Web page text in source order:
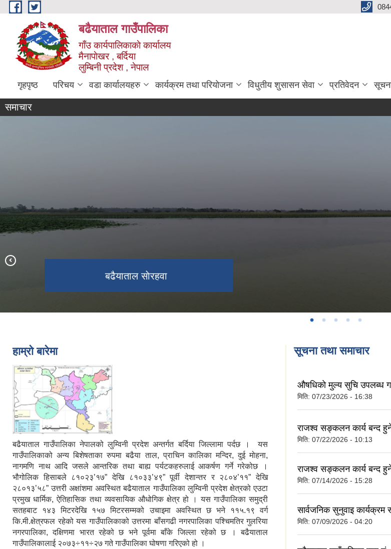
Skip to main content
बढैयाताल गाउँपालिका
गाँउ कार्यपालिकाकाे कार्यालय
मैनापाेखर , बर्दिया
लुम्बिनी प्रदेश , नेपाल
गृहपृष्ठ परिचय वडा कार्यालयहरु कार्यक्रम तथा परियोजना विधुतीय शुसासन सेवा प्रतिवेदन
समाचार
बढैयाताल साेरहवा
बढैयाताल गाँउपालिका र खजुरा गाँउपालिका
जाेडने पुल
सिबालय मन्दिर
हाम्रो बारेमा
बढैयाताल गाउँपालिका नेपालको लुम्विनी प्रदेश अन्तर्गत बर्दिया जिल्लामा पर्दछ । यस
गाउँपालिकाको अन्य बिशेषताका रुपमा बढैया ताल, प्राचिन कालिका मन्दिर, दुई मोहना,
नागमणि नाथ आदि जसले आन्तरिक तथा बाह्य पर्यटकहरुलाई आकर्षण गर्ने गरेकोछ ।
भौगोलिक हिसाबले ८१०२३’१७” देखि ८१०३३’४९” पूर्वी देशान्तर र २८०४’११” देखि
२८०१३’५८” उत्तरी अक्षांशमा अवस्थित बढैयाताल गाउँपालिका लुम्विनी प्रदेश क्षेत्रको एउटा
प्रमुख धार्मिक, ऐतिहासिक तथा व्यवसायिक औधोगिक क्षेत्र हो । यस गाउँपालिका समुद्री
सतहबाट १४३ मिटरदेखि १५७ मिटरसम्मको उचाइमा अवस्थित छ भने ११५.१९ वर्ग
कि.मी.क्षेत्रफल रहेको यस गाउँपालिकाको उत्तरमा बाँसगढी नगरपालिका पश्चिमतिर गुलरिया
नगरपालिका, दक्षिणमा भारत रहेको छ भने पूर्वमा बाँके जिल्ला रहेको छ । बढैयाताल
गाउँपालिकालाई २०७३÷११÷२७ गते गाउँपालिका घोषणा गरिएको हो ।
सूचना तथा समाचार
औषधिकाे मुल्य सुचि उपलब्ध
मिति: 07/23/2026 - 16:38
राजश्व सङ्कलन कार्य बन्द
मिति: 07/22/2026 - 10:13
राजश्व सङ्कलन कार्य बन्द
मिति: 07/14/2026 - 15:28
सार्वजनिक सुनुवाइ कार्यक्रम
मिति: 07/09/2026 - 04:20